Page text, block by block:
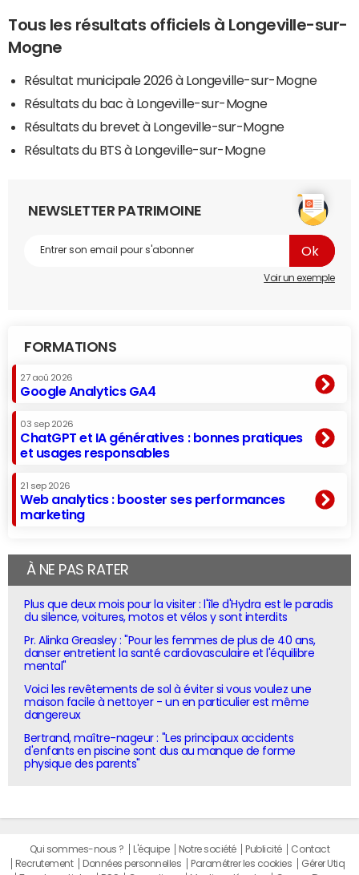
Tous les résultats officiels à Longeville-sur-
Mogne
Résultat municipale 2026 à Longeville-sur-Mogne
Résultats du bac à Longeville-sur-Mogne
Résultats du brevet à Longeville-sur-Mogne
Résultats du BTS à Longeville-sur-Mogne
NEWSLETTER PATRIMOINE
Voir un exemple
FORMATIONS
27 aoû 2026
Google Analytics GA4
03 sep 2026
ChatGPT et IA génératives : bonnes pratiques
et usages responsables
21 sep 2026
Web analytics : booster ses performances
marketing
À NE PAS RATER
Plus que deux mois pour la visiter : l'île d'Hydra est le paradis
du silence, voitures, motos et vélos y sont interdits
Pr. Alinka Greasley : "Pour les femmes de plus de 40 ans,
danser entretient la santé cardiovasculaire et l'équilibre
mental"
Voici les revêtements de sol à éviter si vous voulez une
maison facile à nettoyer - un en particulier est même
dangereux
Bertrand, maître-nageur : "Les principaux accidents
d'enfants en piscine sont dus au manque de forme
physique des parents"
Qui sommes-nous ? L'équipe Notre société Publicité
Contact
Recrutement
Données personnelles Paramétrer les cookies
Gérer Utiq